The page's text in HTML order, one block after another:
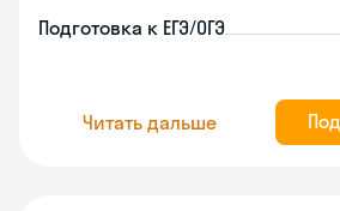
Подготовка к ЕГЭ/ОГЭ
Читать дальше